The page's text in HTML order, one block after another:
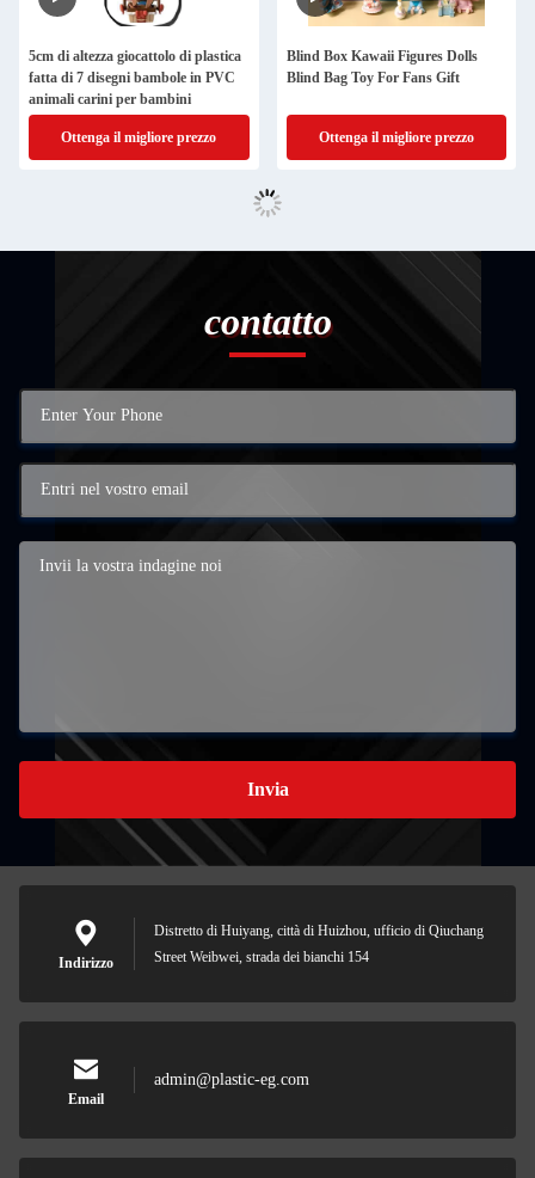
5cm di altezza giocattolo di plastica
fatta di 7 disegni bambole in PVC
animali carini per bambini
Ottenga il migliore prezzo
Blind Box Kawaii Figures Dolls
Blind Bag Toy For Fans Gift
Ottenga il migliore prezzo
contatto
Invia
Indirizzo
Distretto di Huiyang, città di Huizhou, ufficio di Qiuchang
Street Weibwei, strada dei bianchi 154
Email
admin@plastic-eg.com